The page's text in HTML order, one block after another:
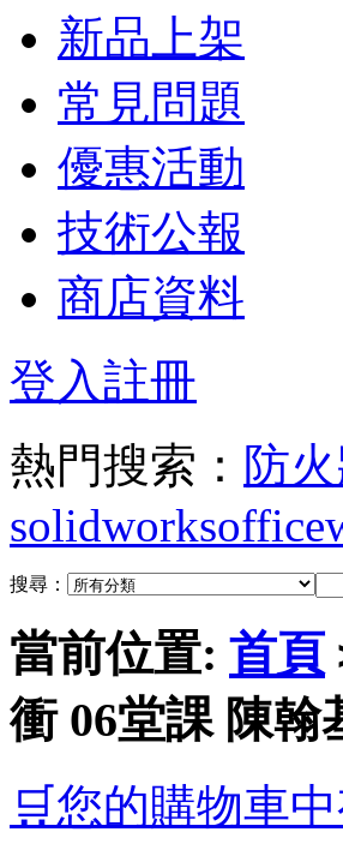
新品上架
常見問題
優惠活動
技術公報
商店資料
登入註冊
熱門搜索： 防
solidworksoffice
搜尋：
當前位置: 首頁
衝 06堂課 陳
🛒您的購物車